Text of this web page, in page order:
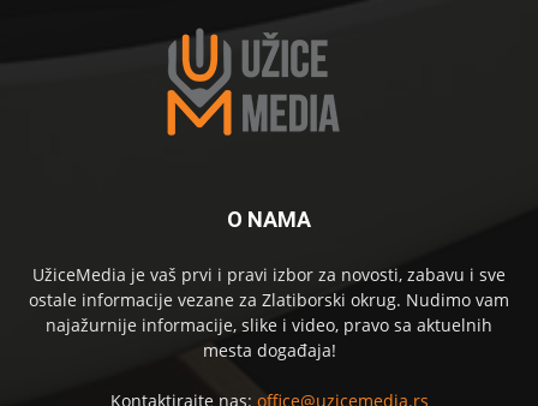
O NAMA
UžiceMedia je vaš prvi i pravi izbor za novosti, zabavu i sve
ostale informacije vezane za Zlatiborski okrug. Nudimo vam
najažurnije informacije, slike i video, pravo sa aktuelnih
mesta događaja!
Kontaktirajte nas: office@uzicemedia.rs